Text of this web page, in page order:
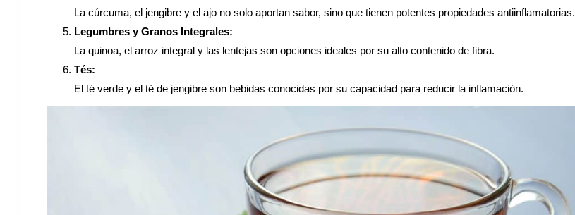
La cúrcuma, el jengibre y el ajo no solo aportan sabor, sino que tienen potentes propiedades antiinflamatorias.
Legumbres y Granos Integrales:
La quinoa, el arroz integral y las lentejas son opciones ideales por su alto contenido de fibra.
Tés:
El té verde y el té de jengibre son bebidas conocidas por su capacidad para reducir la inflamación.